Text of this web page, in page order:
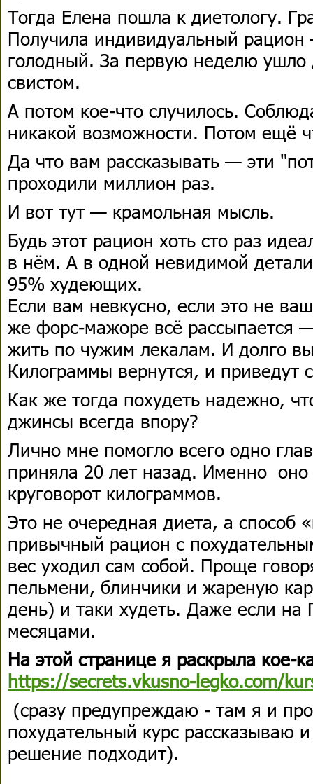
Тогда Елена пошла к диетологу.
Получила индивидуальный
голодный. За первую неделю ушло
свистом.
А потом кое-что случилось.
никакой возможности. Потом ещё
Да что вам рассказывать — эти
проходили миллион раз.
И вот тут — крамольная мысль.
Будь этот рацион хоть сто раз
в нём. А в одной невидимой
95% худеющих.
Если вам невкусно, если это не
же форс-мажоре всё рассыпается
жить по чужим лекалам. И долго
Килограммы вернутся, и приведут
Как же тогда похудеть надежно,
джинсы всегда впору?
Лично мне помогло всего одно
приняла 20 лет назад. Именно оно
круговорот килограммов.
Это не очередная диета, а способ
привычный рацион с
вес уходил сам собой. Проще
пельмени, блинчики и жареную
день) и таки худеть. Даже если на
месяцами.
На этой странице я раскрыла кое-
https://secrets.vkusno-legko.com/
(сразу предупреждаю - там я и
похудательный курс рассказываю
решение подходит).